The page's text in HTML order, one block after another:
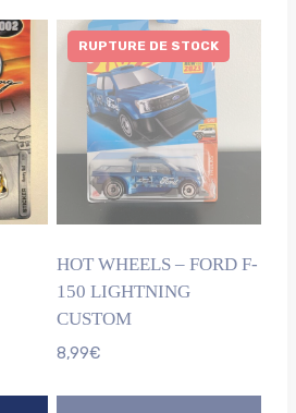
RUPTURE DE STOCK
HOT WHEELS – FORD F-
150 LIGHTNING
CUSTOM
8,99€